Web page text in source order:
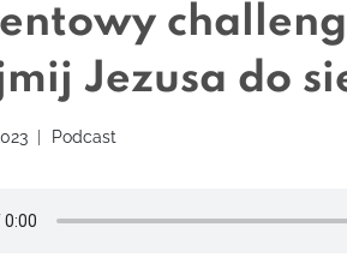
Jezusa do
Podcast